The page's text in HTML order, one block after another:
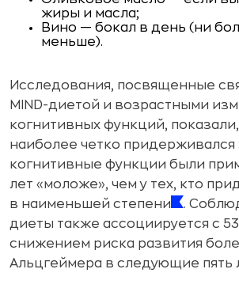
жиры и масла;
Вино — бокал в день (ни
меньше).
Исследования, посвященные
MIND-диетой и возрастными
когнитивных функций, показали,
наиболее четко придерживался
когнитивные функции были
лет «моложе», чем у тех, кто
в наименьшей степени
.
диеты также ассоциируется с
снижением риска развития
Альцгеймера в следующие пять